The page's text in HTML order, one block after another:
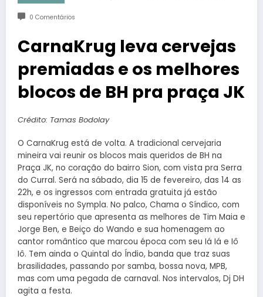
0 Comentários
CarnaKrug leva cervejas
premiadas e os melhores
blocos de BH pra praça JK
Crédito: Tamas Bodolay
O CarnaKrug está de volta. A tradicional cervejaria
mineira vai reunir os blocos mais queridos de BH na
Praça JK, no coração do bairro Sion, com vista pra Serra
do Curral. Será na sábado, dia 15 de fevereiro, das 14 as
22h, e os ingressos com entrada gratuita já estão
disponíveis no Sympla. No palco, Chama o Síndico, com
seu repertório que apresenta as melhores de Tim Maia e
Jorge Ben, e Beiço do Wando e sua homenagem ao
cantor romântico que marcou época com seu Iá Iá e Iô
Iô. Tem ainda o Quintal do Índio, banda que traz suas
brasilidades, passando por samba, bossa nova, MPB,
mas com uma pegada de carnaval. Nos intervalos, Dj DH
agita a festa.